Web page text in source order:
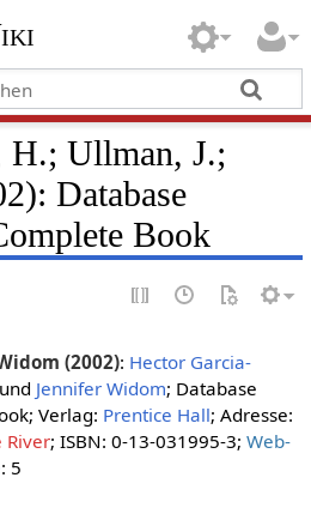
H.; Ullman, J.;
Database
Book
(2002): Hector Garcia-
Jennifer Widom; Database
Verlag: Prentice Hall; Adresse:
River; ISBN: 0-13-031995-3; Web-
: 5